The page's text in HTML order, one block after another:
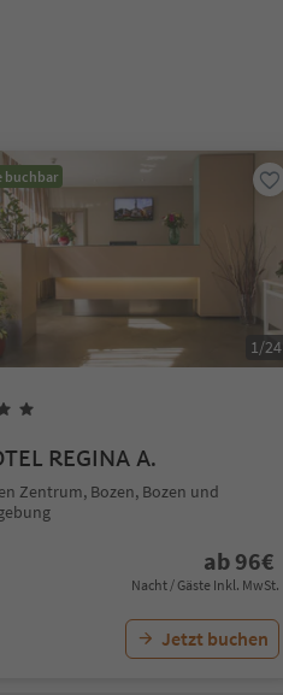
buchbar
1/24
REGINA A.
Zentrum, Bozen, Bozen und
ab 96€
Nacht / Gäste Inkl. MwSt.
Jetzt buchen